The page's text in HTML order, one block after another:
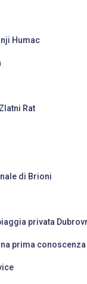
Humac
Rat
di Brioni
privata
prima